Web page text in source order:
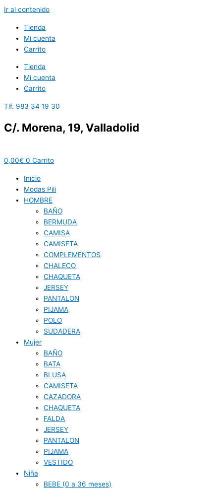
Ir al contenido
Tienda
Mi cuenta
Carrito
Tienda
Mi cuenta
Carrito
Tlf. 983 34 19 30
C/. Morena, 19, Valladolid
0,00€ 0 Carrito
Inicio
Modas Pili
HOMBRE
BAÑO
BERMUDA
CAMISA
CAMISETA
COMPLEMENTOS
CHALECO
CHAQUETA
JERSEY
PANTALON
PIJAMA
POLO
SUDADERA
Mujer
BAÑO
BATA
BLUSA
CAMISETA
CAZADORA
CHAQUETA
FALDA
JERSEY
PANTALON
PIJAMA
VESTIDO
Niña
BEBE (0 a 36 meses)